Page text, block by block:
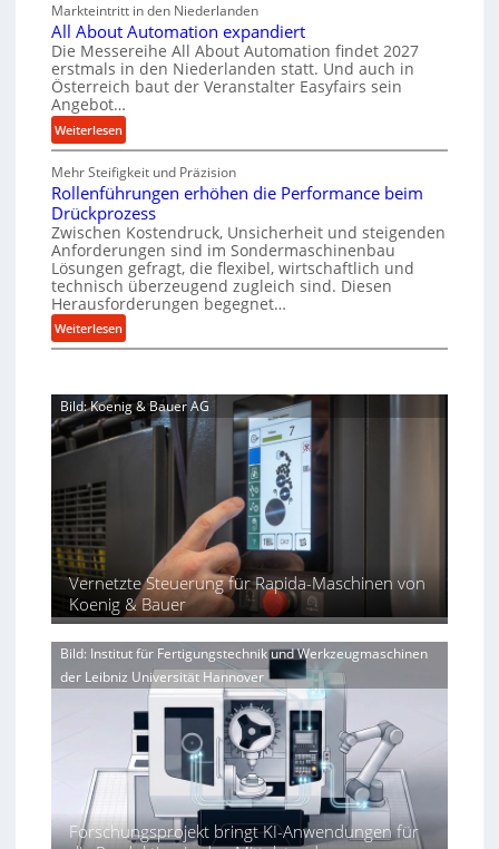
u
p
r
o
s
s
h
a
f
t
i
g
t
s
i
c
h
o
u
s
t
e
r
s
o
g
u
n
g
e
n
t
s
p
a
n
s
i
c
i
s
c
h
i
n
e
n
a
u
-
B
e
s
t
e
l
u
n
g
e
r
V
o
j
Markteintritt in den Niederlanden
All About Automation expandiert
Die Messereihe All About Automation findet 2027
erstmals in den Niederlanden statt. Und auch in
Österreich baut der Veranstalter Easyfairs sein
Angebot…
Weiterlesen:
A
l
l
A
b
o
u
t
A
u
m
a
a
n
i
e
Mehr Steifigkeit und Präzision
Rollenführungen erhöhen die Performance beim
Drückprozess
Zwischen Kostendruck, Unsicherheit und steigenden
Anforderungen sind im Sondermaschinenbau
Lösungen gefragt, die flexibel, wirtschaftlich und
technisch überzeugend zugleich sind. Diesen
Herausforderungen begegnet…
Weiterlesen:
R
l
l
e
n
g
e
n
r
e
i
Bild: Koenig & Bauer AG
Vernetzte Steuerung für Rapida-Maschinen von
Koenig & Bauer
Bild: Institut für Fertigungstechnik und Werkzeugmaschinen
der Leibniz Universität Hannover
Forschungsprojekt bringt KI-Anwendungen für